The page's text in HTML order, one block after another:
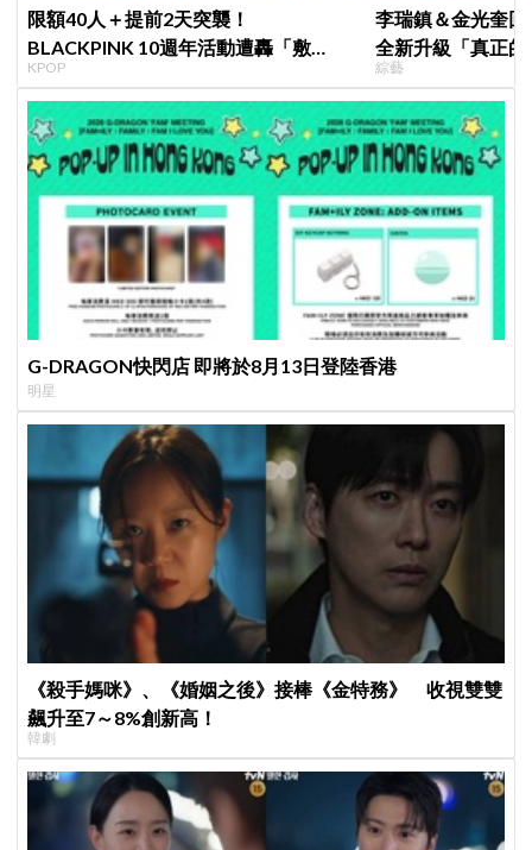
限額40人＋提前2天突襲！
BLACKPINK 10週年活動遭轟「敷
衍」，YG急證實：4人確定完全體出席
KPOP
李瑞鎮＆金光奎
全新升級「真正
私生活都包辦！8
綜藝
G-DRAGON快閃店 即將於8月13日登陸香港
明星
《殺手媽咪》、《婚姻之後》接棒《金特務》 收視雙雙
飆升至7～8%創新高！
韓劇